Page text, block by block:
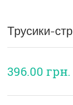
Трусики-
396.00 грн.